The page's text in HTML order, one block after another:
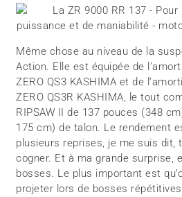
Même chose au niveau de la
Action. Elle est équipée de
ZERO QS3 KASHIMA et de
ZERO QS3R KASHIMA, le tout
RIPSAW II de 137 pouces (348
175 cm) de talon. Le rendement
plusieurs reprises, je me suis dit,
cogner. Et à ma grande surprise,
bosses. Le plus important est
projeter lors de bosses